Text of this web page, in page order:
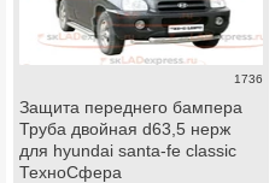
1736
Защита переднего бампера
Труба двойная d63,5 нерж
для hyundai santa-fe classic
ТехноСфера